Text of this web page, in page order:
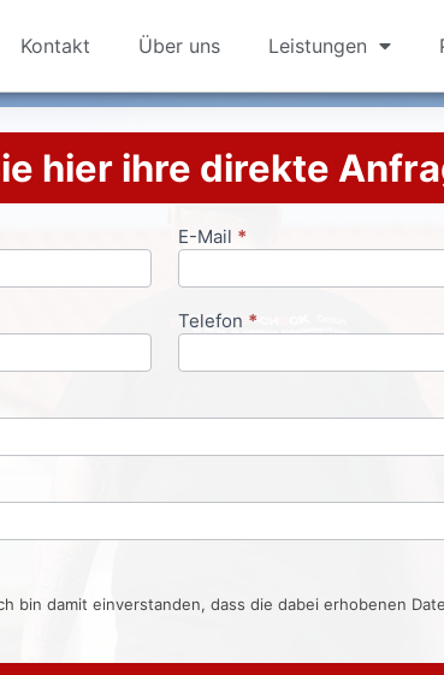
Kontakt Über uns Leistungen
hier ihre direkte
E-Mail *
Telefon *
bin damit einverstanden, dass die dabei erhobenen